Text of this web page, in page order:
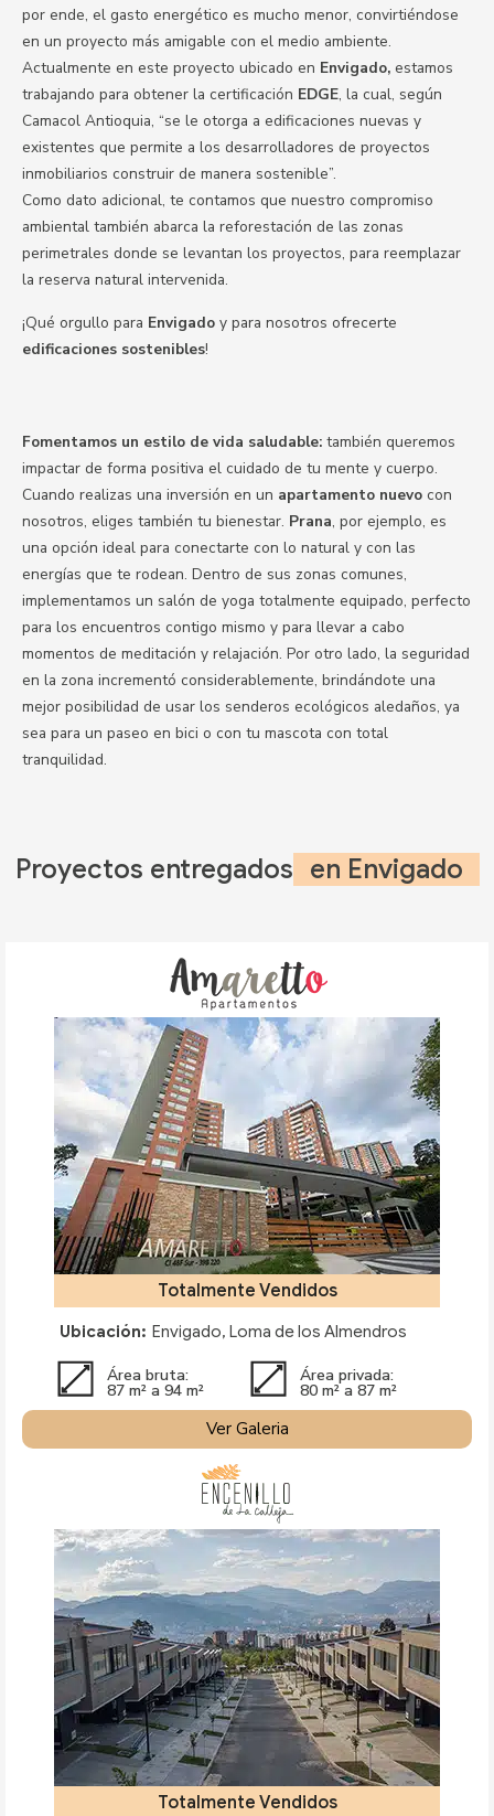
por ende, el gasto energético es mucho menor, convirtiéndose
en un proyecto más amigable con el medio ambiente.
Actualmente en este proyecto ubicado en Envigado, estamos
trabajando para obtener la certificación EDGE, la cual, según
Camacol Antioquia, “se le otorga a edificaciones nuevas y
existentes que permite a los desarrolladores de proyectos
inmobiliarios construir de manera sostenible”.
Como dato adicional, te contamos que nuestro compromiso
ambiental también abarca la reforestación de las zonas
perimetrales donde se levantan los proyectos, para reemplazar
la reserva natural intervenida.
¡Qué orgullo para Envigado y para nosotros ofrecerte
edificaciones sostenibles!
Fomentamos un estilo de vida saludable: también queremos
impactar de forma positiva el cuidado de tu mente y cuerpo.
Cuando realizas una inversión en un apartamento nuevo con
nosotros, eliges también tu bienestar. Prana, por ejemplo, es
una opción ideal para conectarte con lo natural y con las
energías que te rodean. Dentro de sus zonas comunes,
implementamos un salón de yoga totalmente equipado, perfecto
para los encuentros contigo mismo y para llevar a cabo
momentos de meditación y relajación. Por otro lado, la seguridad
en la zona incrementó considerablemente, brindándote una
mejor posibilidad de usar los senderos ecológicos aledaños, ya
sea para un paseo en bici o con tu mascota con total
tranquilidad.
Proyectos entregados en Envigado
Totalmente Vendidos
Ubicación: Envigado, Loma de los Almendros
Área bruta:
87 m² a 94 m²
Área privada:
80 m² a 87 m²
Ver Galeria
Totalmente Vendidos